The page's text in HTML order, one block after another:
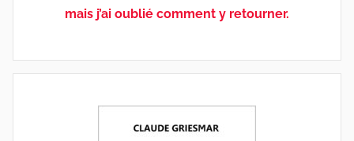
mais j’ai oublié comment y retourner.